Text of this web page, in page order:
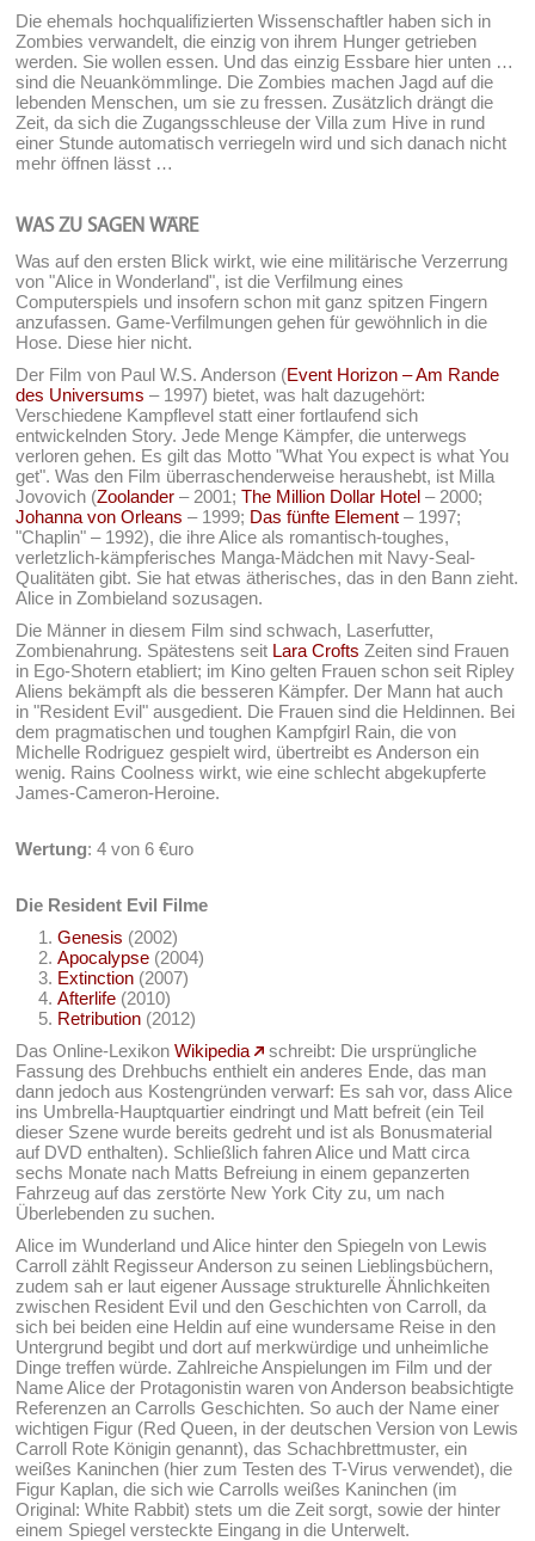
Die ehemals hochqualifizierten Wissenschaftler haben sich in
Zombies verwandelt, die einzig von ihrem Hunger getrieben
werden. Sie wollen essen. Und das einzig Essbare hier unten …
sind die Neuankömmlinge. Die Zombies machen Jagd auf die
lebenden Menschen, um sie zu fressen. Zusätzlich drängt die
Zeit, da sich die Zugangsschleuse der Villa zum Hive in rund
einer Stunde automatisch verriegeln wird und sich danach nicht
mehr öffnen lässt …
WAS ZU SAGEN WÄRE
Was auf den ersten Blick wirkt, wie eine militärische Verzerrung
von "Alice in Wonderland", ist die Verfilmung eines
Computerspiels und insofern schon mit ganz spitzen Fingern
anzufassen. Game-Verfilmungen gehen für gewöhnlich in die
Hose. Diese hier nicht.
Der Film von Paul W.S. Anderson (Event Horizon – Am Rande
des Universums – 1997) bietet, was halt dazugehört:
Verschiedene Kampflevel statt einer fortlaufend sich
entwickelnden Story. Jede Menge Kämpfer, die unterwegs
verloren gehen. Es gilt das Motto "What You expect is what You
get". Was den Film überraschenderweise heraushebt, ist Milla
Jovovich (Zoolander – 2001;The Million Dollar Hotel – 2000;
Johanna von Orleans – 1999; Das fünfte Element – 1997;
"Chaplin" – 1992), die ihre Alice als romantisch-toughes,
verletzlich-kämpferisches Manga-Mädchen mit Navy-Seal-
Qualitäten gibt. Sie hat etwas ätherisches, das in den Bann zieht.
Alice in Zombieland sozusagen.
Die Männer in diesem Film sind schwach, Laserfutter,
Zombienahrung. Spätestens seit Lara Crofts Zeiten sind Frauen
in Ego-Shotern etabliert; im Kino gelten Frauen schon seit Ripley
Aliens bekämpft als die besseren Kämpfer. Der Mann hat auch
in "Resident Evil" ausgedient. Die Frauen sind die Heldinnen. Bei
dem pragmatischen und toughen Kampfgirl Rain, die von
Michelle Rodriguez gespielt wird, übertreibt es Anderson ein
wenig. Rains Coolness wirkt, wie eine schlecht abgekupferte
James-Cameron-Heroine.
Wertung: 4 von 6 €uro
Die Resident Evil Filme
Genesis (2002)
Apocalypse (2004)
Extinction (2007)
Afterlife (2010)
Retribution (2012)
Das Online-LexikonWikipedia
schreibt: Die ursprüngliche
Fassung des Drehbuchs enthielt ein anderes Ende, das man
dann jedoch aus Kostengründen verwarf: Es sah vor, dass Alice
ins Umbrella-Hauptquartier eindringt und Matt befreit (ein Teil
dieser Szene wurde bereits gedreht und ist als Bonusmaterial
auf DVD enthalten). Schließlich fahren Alice und Matt circa
sechs Monate nach Matts Befreiung in einem gepanzerten
Fahrzeug auf das zerstörte New York City zu, um nach
Überlebenden zu suchen.
Alice im Wunderland und Alice hinter den Spiegeln von Lewis
Carroll zählt Regisseur Anderson zu seinen Lieblingsbüchern,
zudem sah er laut eigener Aussage strukturelle Ähnlichkeiten
zwischen Resident Evil und den Geschichten von Carroll, da
sich bei beiden eine Heldin auf eine wundersame Reise in den
Untergrund begibt und dort auf merkwürdige und unheimliche
Dinge treffen würde. Zahlreiche Anspielungen im Film und der
Name Alice der Protagonistin waren von Anderson beabsichtigte
Referenzen an Carrolls Geschichten. So auch der Name einer
wichtigen Figur (Red Queen, in der deutschen Version von Lewis
Carroll Rote Königin genannt), das Schachbrettmuster, ein
weißes Kaninchen (hier zum Testen des T-Virus verwendet), die
Figur Kaplan, die sich wie Carrolls weißes Kaninchen (im
Original: White Rabbit) stets um die Zeit sorgt, sowie der hinter
einem Spiegel versteckte Eingang in die Unterwelt.